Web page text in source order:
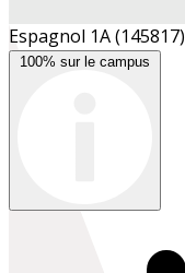
Espagnol 1A(145817)
100% sur le campus